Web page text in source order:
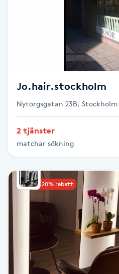
Hårbottenbehandling
Hårförlängning
Hårvård
Hälsa
Jo.hair.stockholm
Nytorgsgatan 23B, Stockholm
2 tjänster
matchar sökning
Upp till 20% rabatt